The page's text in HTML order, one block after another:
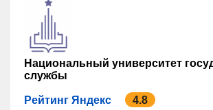
Национальный университет
службы
Рейтинг Яндекс 4.8